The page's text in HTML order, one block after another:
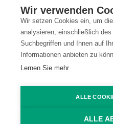
Wir verwenden
Wir setzen Cookies ein, um
analysieren, einschließlich
Suchbegriffen und Ihnen auf
Informationen anbieten zu
Lernen Sie mehr
ALLE
ALLE
Standort Wien (A)
Standort Montlingen
Standort Vaduz (FL)